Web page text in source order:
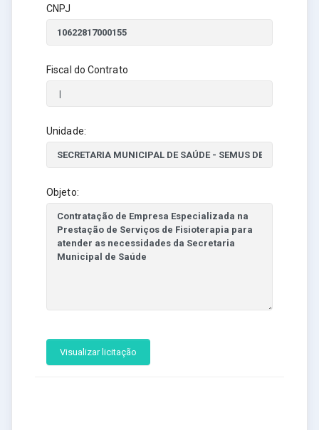
CNPJ
Fiscal do Contrato
Unidade:
Objeto:
Visualizar licitação